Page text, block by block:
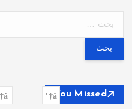
ح
ع
You Missed